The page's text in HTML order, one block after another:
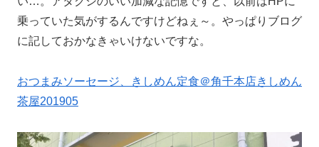
乗っていた気がするんですけどねぇ～。やっぱりブログ
に記しておかなきゃいけないですな。
おつまみソーセージ、きしめん定食＠角千本店きしめん
茶屋201905